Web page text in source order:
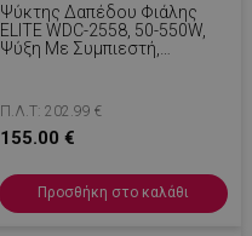
Ψύκτης Δαπέδου Φιάλης
ELITE WDC-2558, 50-550W,
Ψύξη Με Συμπιεστή,
Π.Λ.Τ: 202.99 €
155.00 €
Προσθήκη στο καλάθι